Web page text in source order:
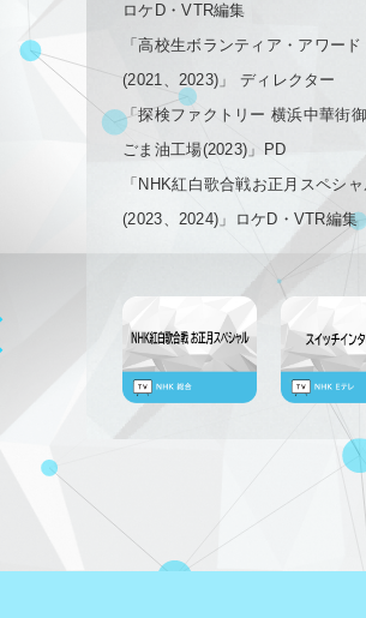
ロケD・VTR編集
「高校生ボランティア・アワード
(2021、2023)」 ディレクター
「探検ファクトリー 横浜中華街御
ごま油工場(2023)」PD
「NHK紅白歌合戦お正月スペシ
(2023、2024)」ロケD・VTR編集